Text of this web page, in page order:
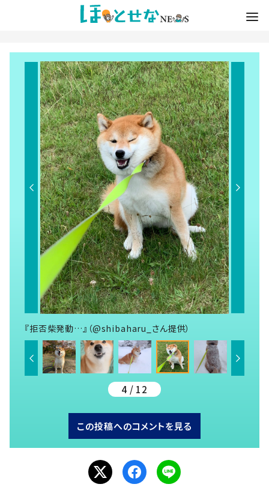
『拒否柴発動…』（@shibaharu_さん提供）
4 / 12
この投稿へのコメントを見る